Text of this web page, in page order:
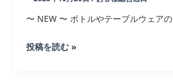
要
〜 NEW 〜 ボトルやテーブルウェアの
【NEW】
投稿を読む »